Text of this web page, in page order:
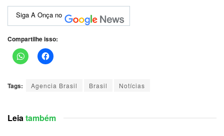
Siga A Onça no
Compartilhe isso:
Tags: Agencia Brasil Brasil Notícias
Leia também